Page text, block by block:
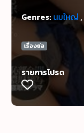
Genres: นมใหญ่ ,
เรื่องย่อ
รายการโปรด